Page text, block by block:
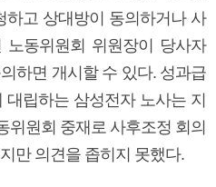
고 상대방이 동의하거나 사
노동위원회 위원장이 당사자
하면 개시할 수 있다. 성과급
립하는 삼성전자 노사는 지
위원회 중재로 사후조정 회의
만 의견을 좁히지 못했다.